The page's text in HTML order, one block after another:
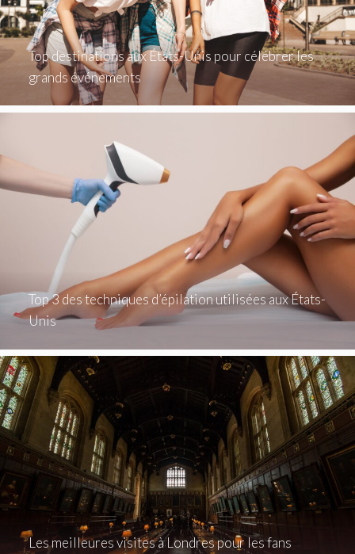
Top destinations aux États-Unis pour célébrer les
grands événements
Top 3 des techniques d’épilation utilisées aux États-
Unis
Les meilleures visites à Londres pour les fans